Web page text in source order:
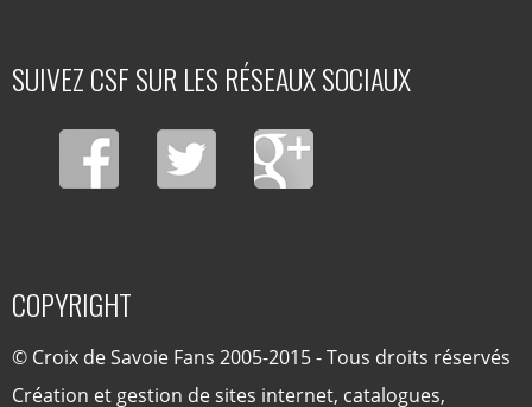
SUIVEZ CSF SUR LES RÉSEAUX SOCIAUX
COPYRIGHT
© Croix de Savoie Fans 2005-2015 - Tous droits réservés
Création et gestion de sites internet, catalogues,